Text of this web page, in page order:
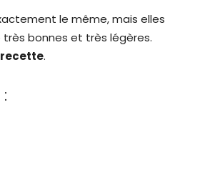
le même, mais elles
bonnes et très légères.
.